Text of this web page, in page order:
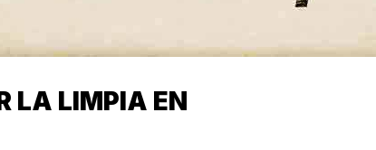
LA LIMPIA EN